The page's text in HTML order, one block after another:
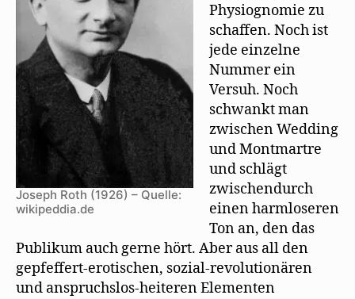
Joseph Roth (1926) – Quelle:
wikipeddia.de
Physiognomie zu
schaffen. Noch ist
jede einzelne
Nummer ein
Versuh. Noch
schwankt man
zwischen Wedding
und Montmartre
und schlägt
zwischendurch
einen harmloseren
Ton an, den das
Publikum auch gerne hört. Aber aus all den
gepfeffert-erotischen, sozial-revolutionären
und anspruchslos-heiteren Elementen